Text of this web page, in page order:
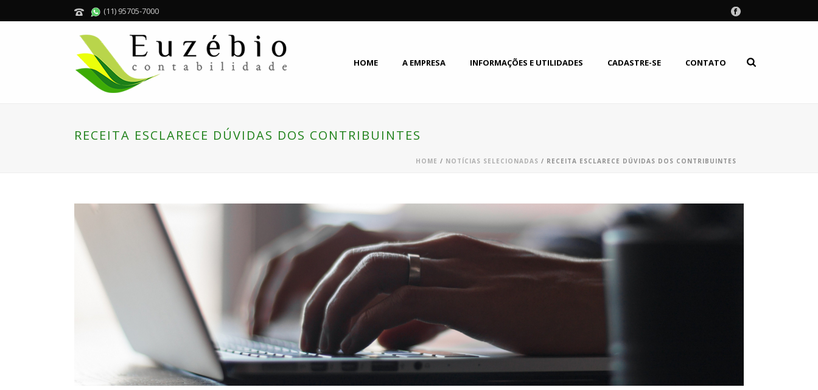
(11) 95705-7000
HOME A EMPRESA INFORMAÇÕES E UTILIDADES CADASTRE-SE CONTATO
RECEITA ESCLARECE DÚVIDAS DOS CONTRIBUINTES
HOME / NOTÍCIAS SELECIONADAS / RECEITA ESCLARECE DÚVIDAS DOS CONTRIBUINTES